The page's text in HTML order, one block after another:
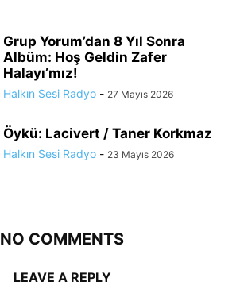
Grup Yorum’dan 8 Yıl Sonra
Albüm: Hoş Geldin Zafer
Halayı’mız!
Halkın Sesi Radyo - 27 Mayıs 2026
Öykü: Lacivert / Taner Korkmaz
Halkın Sesi Radyo - 23 Mayıs 2026
NO COMMENTS
LEAVE A REPLY